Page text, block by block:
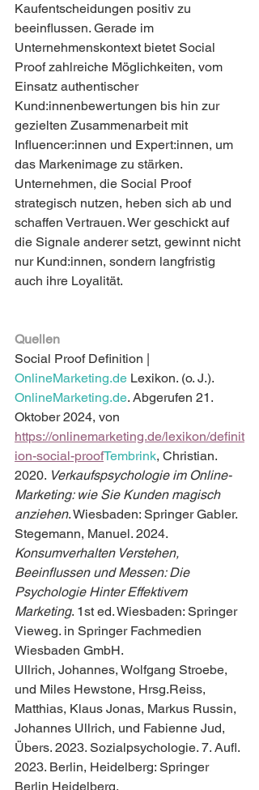
Kaufentscheidungen positiv zu
beeinflussen. Gerade im
Unternehmenskontext bietet Social
Proof zahlreiche Möglichkeiten, vom
Einsatz authentischer
Kund:innenbewertungen bis hin zur
gezielten Zusammenarbeit mit
Influencer:innen und Expert:innen, um
das Markenimage zu stärken.
Unternehmen, die Social Proof
strategisch nutzen, heben sich ab und
schaffen Vertrauen. Wer geschickt auf
die Signale anderer setzt, gewinnt nicht
nur Kund:innen, sondern langfristig
auch ihre Loyalität.
Quellen
Social Proof Definition |
OnlineMarketing.de Lexikon. (o. J.).
OnlineMarketing.de. Abgerufen 21.
Oktober 2024, von
https://onlinemarketing.de/lexikon/definit
ion-social-proofTembrink, Christian.
2020. Verkaufspsychologie im Online-
Marketing: wie Sie Kunden magisch
anziehen. Wiesbaden: Springer Gabler.
Stegemann, Manuel. 2024.
Konsumverhalten Verstehen,
Beeinflussen und Messen: Die
Psychologie Hinter Effektivem
Marketing. 1st ed. Wiesbaden: Springer
Vieweg. in Springer Fachmedien
Wiesbaden GmbH.
Ullrich, Johannes, Wolfgang Stroebe,
und Miles Hewstone, Hrsg.Reiss,
Matthias, Klaus Jonas, Markus Russin,
Johannes Ullrich, und Fabienne Jud,
Übers. 2023. Sozialpsychologie. 7. Aufl.
2023. Berlin, Heidelberg: Springer
Berlin Heidelberg.